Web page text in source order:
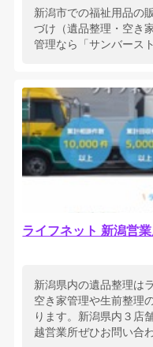
新潟市での福祉用品の
づけ（遺品整理・空き
管理なら「サンバース
ライフネット 新潟営
新潟県内の遺品整理は
空き家管理や生前整理
ります。新潟県内３店
越営業所ぜひお問い合